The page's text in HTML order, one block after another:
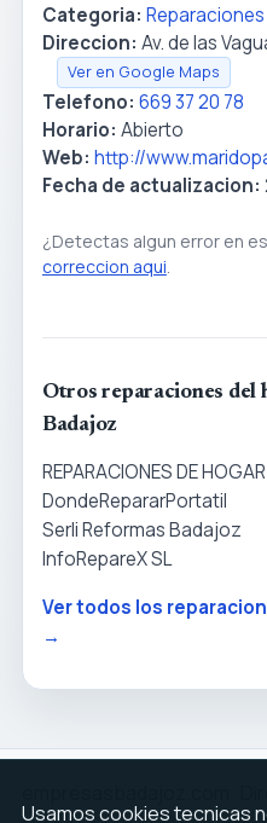
Categoria:
Direccion: Av. de las
Ver en Google Maps
Telefono: 669 37 20 78
Horario: Abierto
Web: http://
Fecha de actualizacion:
¿Detectas algun error en
correccion aqui
Otros reparaciones del
Badajoz
REPARACIONES DE HOGAR
DondeRepararPortatil
Serli Reformas Badajoz
InfoRepareX SL
Ver todos los
→
Usamos cookies tecnicas